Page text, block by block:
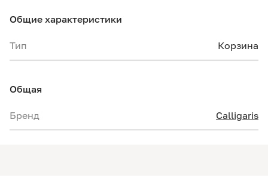
Общие характеристики
Тип Корзина
Общая
Бренд Calligaris